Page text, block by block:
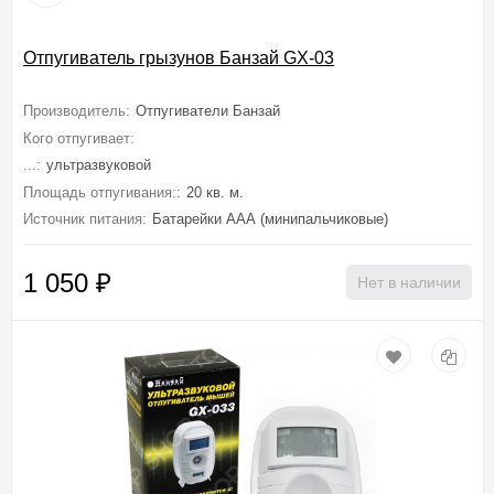
Отпугиватель грызунов Банзай GX-03
Производитель: Отпугиватели Банзай
Кого отпугивает:
...: ультразвуковой
Площадь отпугивания:: 20 кв. м.
Источник питания: Батарейки ААА (минипальчиковые)
1 050 ₽ Нет в наличии